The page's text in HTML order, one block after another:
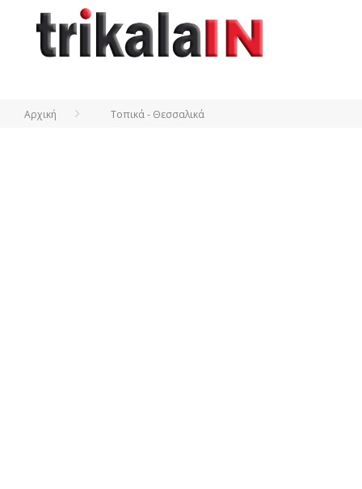
Αρχική Τοπικά - Θεσσαλικά